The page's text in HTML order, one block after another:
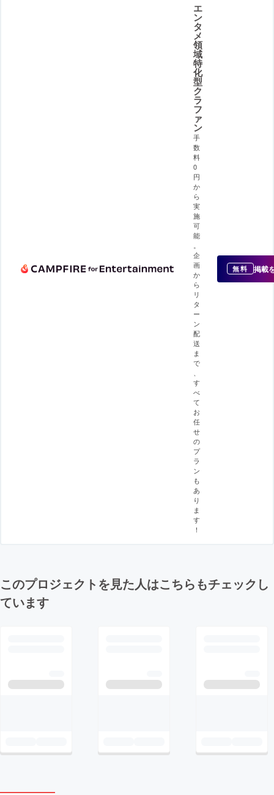
エ
ン
タ
メ
領
域
特
化
型
ク
ラ
フ
ァ
ン
手
数
料
0
円
か
ら
実
施
可
能
企
画
か
ら
リ
タ
ー
ン
配
送
ま
で
す
べ
て
お
任
せ
の
プ
ラ
ン
も
あ
り
ま
す
！
無料 掲載
このプロジェクトを見た人はこちらもチェックし
ています